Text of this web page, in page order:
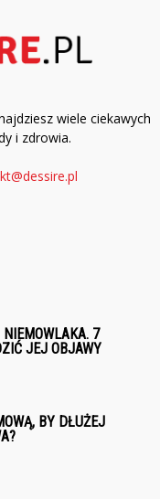
wiele ciekawych
i zdrowia.
7
JEJ OBJAWY
BY DŁUŻEJ